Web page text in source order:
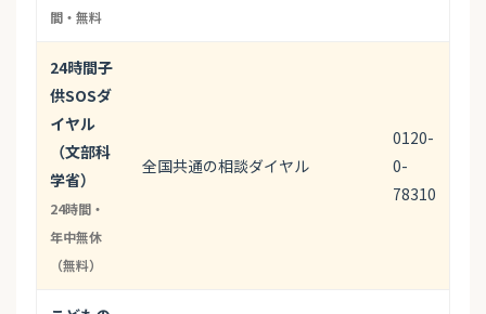
間・無料
24時間子
供SOSダ
イヤル
（文部科
学省）
24時間・
年中無休
（無料）
全国共通の相談ダイヤル
0120-
0-
78310